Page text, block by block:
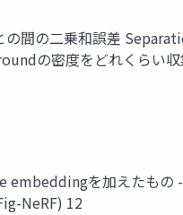
間の二乗和誤差
の密度をどれくらい
embeddingを加えたも
NeRF) 12